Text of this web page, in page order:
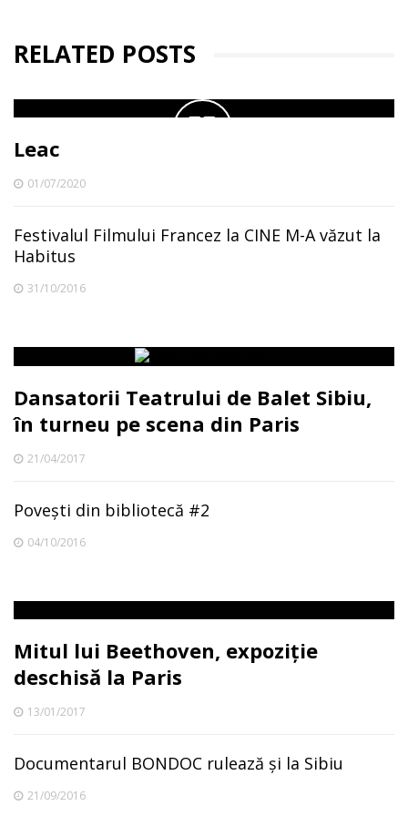
RELATED POSTS
Leac
01/07/2020
Festivalul Filmului Francez la CINE M-A văzut la
Habitus
31/10/2016
Dansatorii Teatrului de Balet Sibiu,
în turneu pe scena din Paris
21/04/2017
Povești din bibliotecă #2
04/10/2016
Mitul lui Beethoven, expoziție
deschisă la Paris
13/01/2017
Documentarul BONDOC rulează şi la Sibiu
21/09/2016